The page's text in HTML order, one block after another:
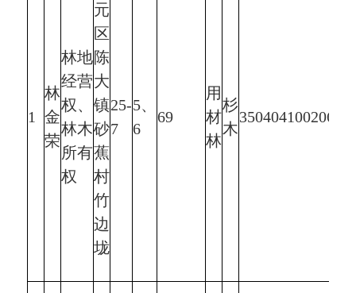
1
林
金
荣
林地
经营
权、
林木
所有
权
元
区
陈
大
镇
砂
蕉
村
竹
边
垅
25-
7
5、
6
69
用
材
林
杉
木